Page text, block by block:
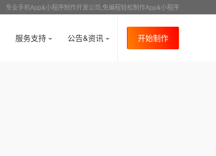
专业手机App&小程序制作开发公司,免编程轻松制作App&小程序
服务支持 公告&资讯 开始制作